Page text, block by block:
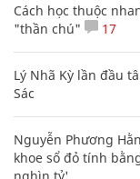
Cách học thuộc
"thần chú"
17
Lý Nhã Kỳ lần đầu
Sác
Nguyễn Phương
khoe sổ đỏ tính
nghìn tỷ'